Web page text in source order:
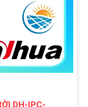
DH-IPC-